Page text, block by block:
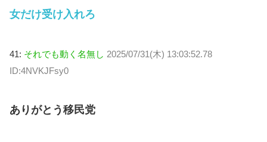
女だけ受け入れろ
41: それでも動く名無し 2025/07/31(木) 13:03:52.78
ID:4NVKJFsy0
ありがとう移民党